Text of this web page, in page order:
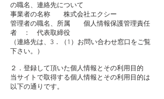
の職名、連絡先について
事業者の名称 株式会社エクシー
管理者の職名、所属 個人情報保護管理責任
者 ： 代表取締役
（連絡先は、3．（1）お問い合わせ窓口をご覧
下さい。）
２．登録して頂いた個人情報とその利用目的
当サイトで取得する個人情報とその利用目的は
以下の通りです。